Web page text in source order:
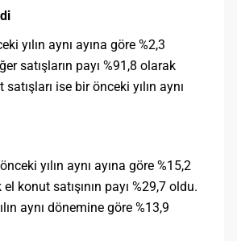
yılın aynı ayına göre %2,3
satışların payı %91,8 olarak
ise bir önceki yılın aynı
yılın aynı ayına göre %15,2
konut satışının payı %29,7 oldu.
aynı dönemine göre %13,9